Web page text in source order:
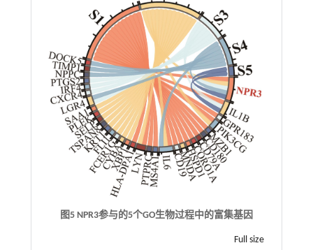
图5 NPR3参与的5个GO生物过程中的富集基因
Full size